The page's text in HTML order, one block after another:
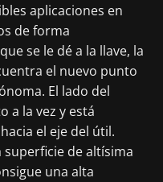
aplicaciones en
de forma
se le dé a la llave, la
el nuevo punto
El lado del
a la vez y está
el eje del útil.
superficie de altísima
una alta